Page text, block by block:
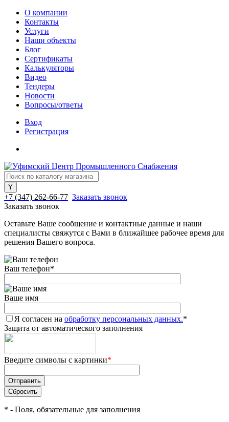
О компании
Контакты
Услуги
Наши объекты
Блог
Сертификаты
Калькуляторы
Видео
Тендеры
Новости
Вопросы/ответы
Вход
Регистрация
+7 (347) 262-66-77 Заказать звонок
Заказать звонок
Оставьте Ваше сообщение и контактные данные и наши
специалисты свяжутся с Вами в ближайшее рабочее время для
решения Вашего вопроса.
Ваш телефон*
Ваше имя
Я согласен на обработку персональных данных.*
Защита от автоматического заполнения
Введите символы с картинки*
* - Поля, обязательные для заполнения